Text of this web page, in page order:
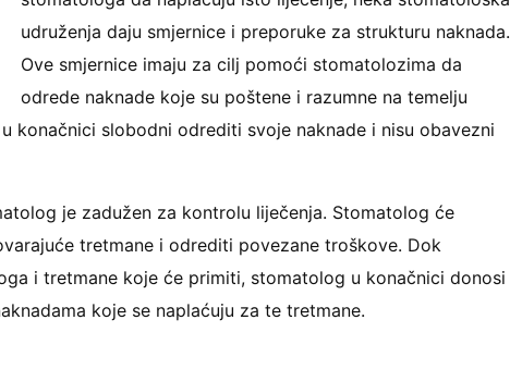
udruženja daju smjernice i preporuke za strukturu naknada.
Ove smjernice imaju za cilj pomoći stomatolozima da
odrede naknade koje su poštene i razumne na temelju
konačnici slobodni odrediti svoje naknade i nisu obavezni
je zadužen za kontrolu liječenja. Stomatolog će
tretmane i odrediti povezane troškove. Dok
i tretmane koje će primiti, stomatolog u konačnici donosi
koje se naplaćuju za te tretmane.